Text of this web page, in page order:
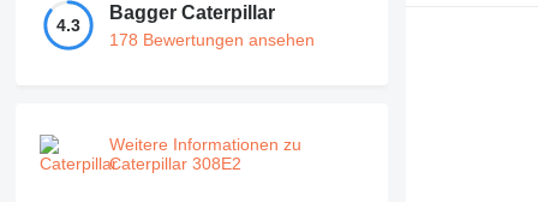
4.3
Bagger Caterpillar
178 Bewertungen ansehen
Weitere Informationen zu
Caterpillar 308E2